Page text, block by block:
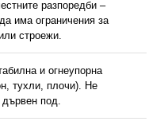
разпоредби –
има ограничения за
строежи.
и огнеупорна
тухли, плочи). Не
дървен под.